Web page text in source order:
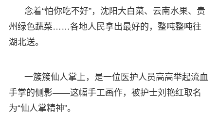
念着“怕你吃不好”，沈阳大白菜、云南水果、贵
州绿色蔬菜……各地人民拿出最好的，整吨整吨往
湖北送。
一簇簇仙人掌上，是一位医护人员高高举起流血
手掌的侧影——这幅手工画作，被护士刘艳红取名
为“仙人掌精神”。